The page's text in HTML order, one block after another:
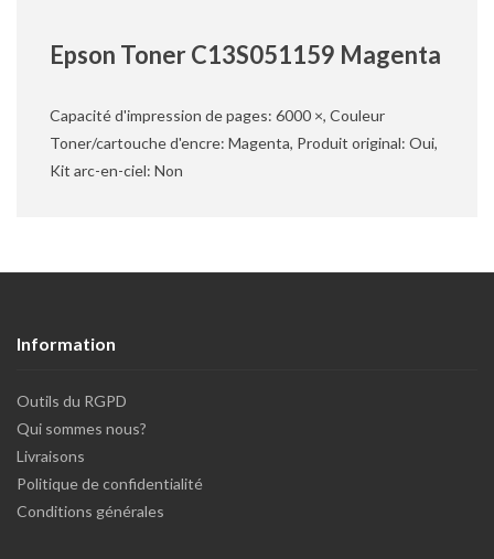
Epson Toner C13S051159 Magenta
Capacité d'impression de pages: 6000 ×, Couleur
Toner/cartouche d'encre: Magenta, Produit original: Oui,
Kit arc-en-ciel: Non
Information
Outils du RGPD
Qui sommes nous?
Livraisons
Politique de confidentialité
Conditions générales